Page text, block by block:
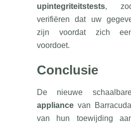
upintegriteitstests,
verifiëren dat uw
zijn voordat zich
voordoet.
Conclusie
De nieuwe
appliance van
van hun toewijding